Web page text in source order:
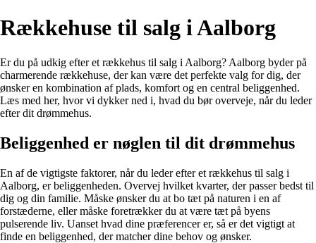
Rækkehuse til salg i Aalborg
Er du på udkig efter et rækkehus til salg i Aalborg? Aalborg byder på
charmerende rækkehuse, der kan være det perfekte valg for dig, der
ønsker en kombination af plads, komfort og en central beliggenhed.
Læs med her, hvor vi dykker ned i, hvad du bør overveje, når du leder
efter dit drømmehus.
Beliggenhed er nøglen til dit drømmehus
En af de vigtigste faktorer, når du leder efter et rækkehus til salg i
Aalborg, er beliggenheden. Overvej hvilket kvarter, der passer bedst til
dig og din familie. Måske ønsker du at bo tæt på naturen i en af
forstæderne, eller måske foretrækker du at være tæt på byens
pulserende liv. Uanset hvad dine præferencer er, så er det vigtigt at
finde en beliggenhed, der matcher dine behov og ønsker.